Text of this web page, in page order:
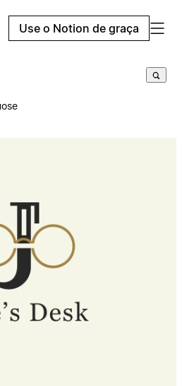
Use o Notion de graça